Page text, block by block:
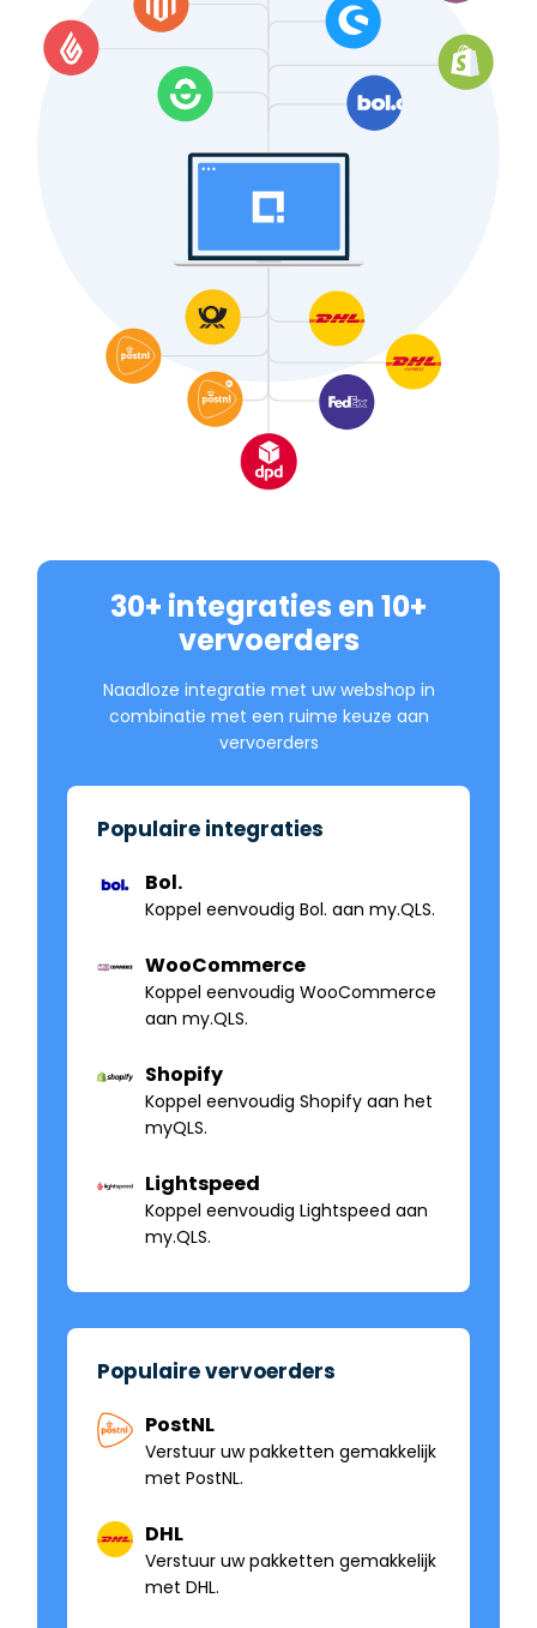
30+ integraties en 10+
vervoerders
Naadloze integratie met uw webshop in
combinatie met een ruime keuze aan
vervoerders
Populaire integraties
Bol.
Koppel eenvoudig Bol. aan my.QLS.
WooCommerce
Koppel eenvoudig WooCommerce
aan my.QLS.
Shopify
Koppel eenvoudig Shopify aan het
myQLS.
Lightspeed
Koppel eenvoudig Lightspeed aan
my.QLS.
Populaire vervoerders
PostNL
Verstuur uw pakketten gemakkelijk
met PostNL.
DHL
Verstuur uw pakketten gemakkelijk
met DHL.